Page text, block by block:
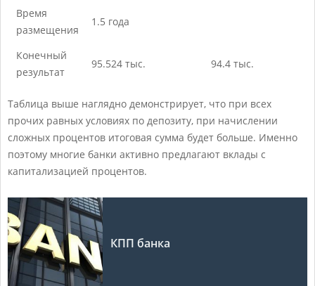
Время
размещения
1.5 года
Конечный
результат
95.524 тыс. 94.4 тыс.
Таблица выше наглядно демонстрирует, что при всех
прочих равных условиях по депозиту, при начислении
сложных процентов итоговая сумма будет больше. Именно
поэтому многие банки активно предлагают вклады с
капитализацией процентов.
КПП банка